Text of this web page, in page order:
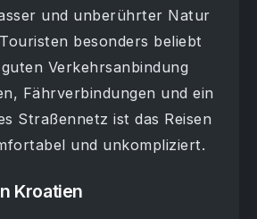
und unberührter Natur
besonders beliebt
Verkehrsanbindung
Fährverbindungen und ein
Straßennetz ist das Reisen
und unkompliziert.
Kroatien